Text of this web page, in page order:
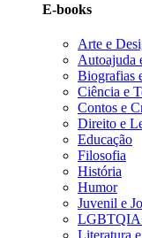
E-books
Arte e
Autoajuda
Biografias
Ciência e
Contos e
Direito e
Educação
Filosofia
História
Humor
Juvenil e
Literatura